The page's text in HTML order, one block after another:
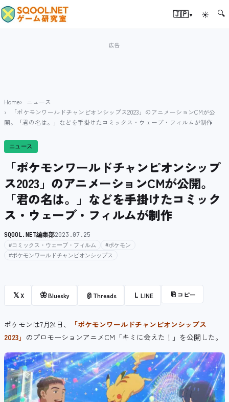
🇯🇵▾ ☀ 🔍
Home
ニュース
「ポケモンワールドチャンピオンシップス2023」のアニメーションCMが公
開。「君の名は。」などを手掛けたコミックス・ウェーブ・フィルムが制作
ニュース
「ポケモンワールドチャンピオンシップ
ス2023」のアニメーションCMが公開。
「君の名は。」などを手掛けたコミック
ス・ウェーブ・フィルムが制作
SQOOL.NET編集部2023.07.25
#コミックス・ウェーブ・フィルム
#ポケモン
#ポケモンワールドチャンピオンシップス
𝕏X 🦋Bluesky @ Threads L LINE ⎘ コピー
ポケモンは7月24日、
「ポケモンワールドチャンピオンシップス
2023」 のプロモーションアニメCM「キミに会えた！」を公開した。